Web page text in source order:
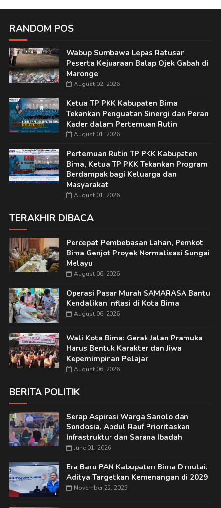
RANDOM POS
Wabup Sumbawa Lepas Ratusan
Peserta Kejuaraan Balap Ojek Gabah di
Maronge
August 02, 2026
Ketua TP PKK Kabupaten Bima
Tekankan Penguatan Sinergi dan Peran
Kader dalam Pertemuan Rutin
August 01, 2026
Pertemuan Rutin TP PKK Kabupaten
Bima, Ketua TP PKK Tekankan Program
Berdampak bagi Keluarga dan
Masyarakat
August 01, 2026
TERAKHIR DIBACA
Percepat Pembebasan Lahan, Pemkot
Bima Genjot Proyek Normalisasi Sungai
Melayu
August 06, 2026
Operasi Pasar Murah SAMARASA Bantu
Kendalikan Inflasi di Kota Bima
August 06, 2026
Wali Kota Bima: Gerak Jalan Pramuka
Harus Bentuk Karakter dan Jiwa
Kepemimpinan Pelajar
August 06, 2026
BERITA POLITIK
Serap Aspirasi Warga Sanolo dan
Sondosia, Abdul Rauf Prioritaskan
Infrastruktur dan Sarana Ibadah
June 01, 2026
Era Baru PAN Kabupaten Bima Dimulai:
Aditya Targetkan Kemenangan di 2029
November 22, 2025